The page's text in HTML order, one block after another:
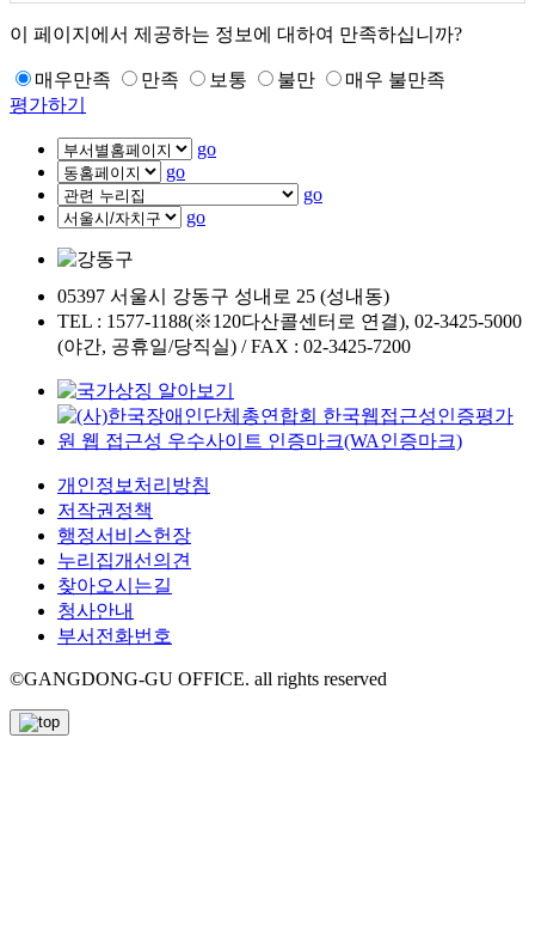
이 페이지에서 제공하는 정보에 대하여 만족하십니까?
매우만족 만족 보통 불만
매우 불만족
평가하기
go
go
go
go
05397 서울시 강동구 성내로 25 (성내동)
TEL : 1577-1188(※120다산콜센터로 연결), 02-3425-5000
(야간, 공휴일/당직실) / FAX : 02-3425-7200
개인정보처리방침
저작권정책
행정서비스헌장
누리집개선의견
찾아오시는길
청사안내
부서전화번호
©GANGDONG-GU OFFICE. all rights reserved